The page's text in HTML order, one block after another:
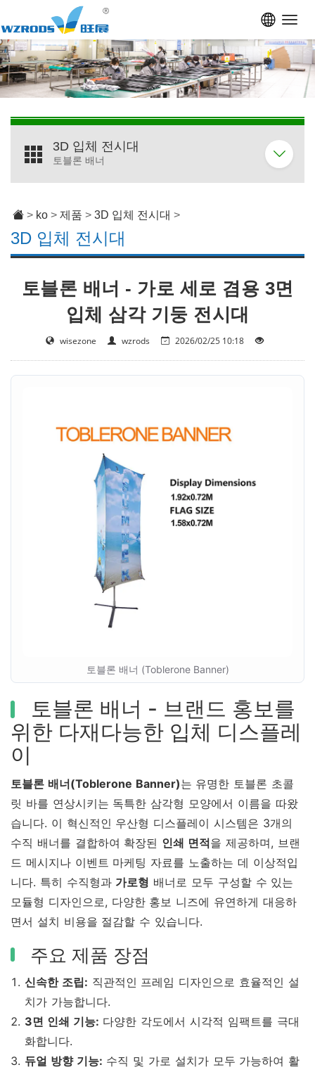
3D 입체 전시대
> ko > 제품 > 3D 입체 전시대 >
토블론 배너 - 가로 세로 겸용 3면
입체 삼각 기둥 전시대
wisezone wzrods 2026/02/25 10:18
토블론 배너 (Toblerone Banner)
토블론 배너 - 브랜드 홍보를
위한 다재다능한 입체 디스플레
이
토블론 배너(Toblerone Banner)는 유명한 토블론 초콜
릿 바를 연상시키는 독특한 삼각형 모양에서 이름을 따왔
습니다. 이 혁신적인 우산형 디스플레이 시스템은 3개의
수직 배너를 결합하여 확장된 인쇄 면적을 제공하며, 브랜
드 메시지나 이벤트 마케팅 자료를 노출하는 데 이상적입
니다. 특히 수직형과 가로형 배너로 모두 구성할 수 있는
모듈형 디자인으로, 다양한 홍보 니즈에 유연하게 대응하
면서 설치 비용을 절감할 수 있습니다.
주요 제품 장점
신속한 조립: 직관적인 프레임 디자인으로 효율적인 설
치가 가능합니다.
3면 인쇄 기능: 다양한 각도에서 시각적 임팩트를 극대
화합니다.
듀얼 방향 기능: 수직 및 가로 설치가 모두 가능하여 활
3D 입체 전시대
토블론 배너